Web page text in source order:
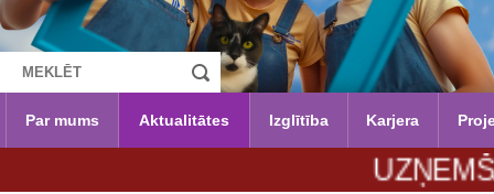
Par mums Aktualitātes Izglītība Karjera